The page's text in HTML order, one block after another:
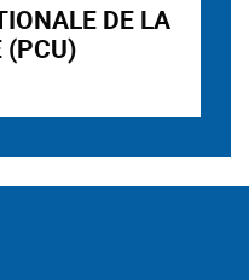
DE LA
(PCU)